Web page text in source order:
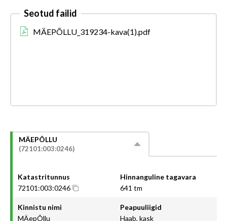
Seotud failid
MÄEPÕLLU_319234-kava(1).pdf
MÄEPÕLLU
(72101:003:0246)
Katastritunnus
72101:003:0246
Hinnanguline tagavara
641 tm
Kinnistu nimi
MÄepÕllu
Peapuuliigid
Haab, kask